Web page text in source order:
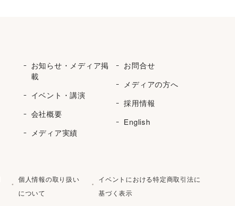
お知らせ・メディア掲
載
イベント・講演
会社概要
メディア実績
お問合せ
メディアの方へ
採用情報
English
個人情報の取り扱い
について
イベントにおける特定商取引法に
基づく表示